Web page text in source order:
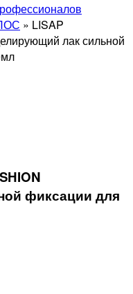
» LISAP
лак сильной
фиксации для